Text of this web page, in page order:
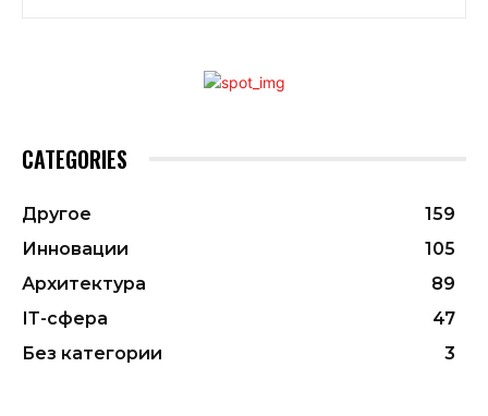
CATEGORIES
Другое
159
Инновации
105
Архитектура
89
ІТ-сфера
47
Без категории
3